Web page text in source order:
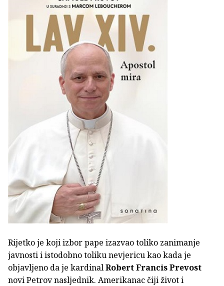
Rijetko je koji izbor pape izazvao toliko zanimanje
javnosti i istodobno toliku nevjericu kao kada je
objavljeno da je kardinalRobert Francis Prevost
novi Petrov nasljednik. Amerikanac čiji život i